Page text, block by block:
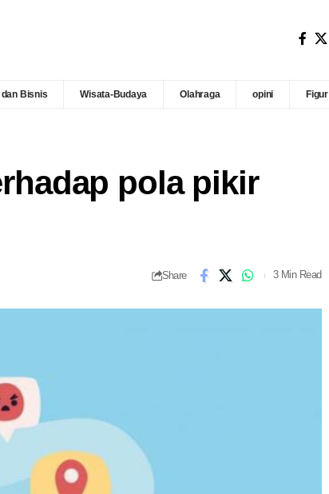
dan Bisnis Wisata-Budaya Olahraga opini Figur
pola pikir
Share 3 Min Read